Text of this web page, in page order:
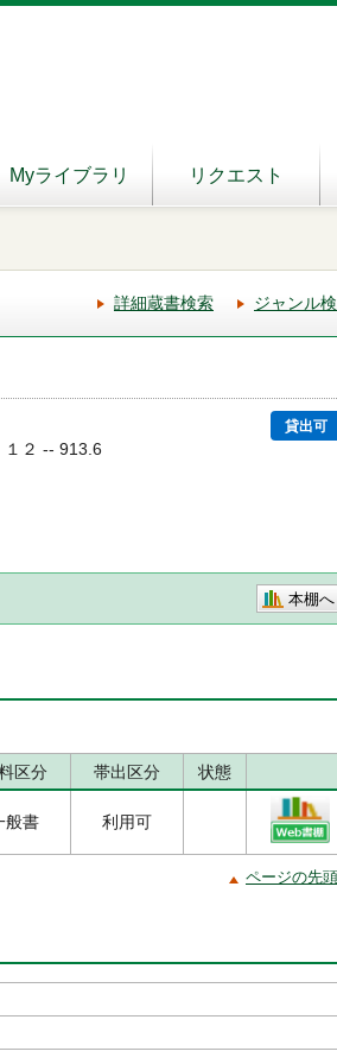
Myライブラリ リクエスト
詳細蔵書検索 ジャンル
貸出可
２ -- 913.6
本棚へ
区分 帯出区分 状態
般書 利用可
ページの先